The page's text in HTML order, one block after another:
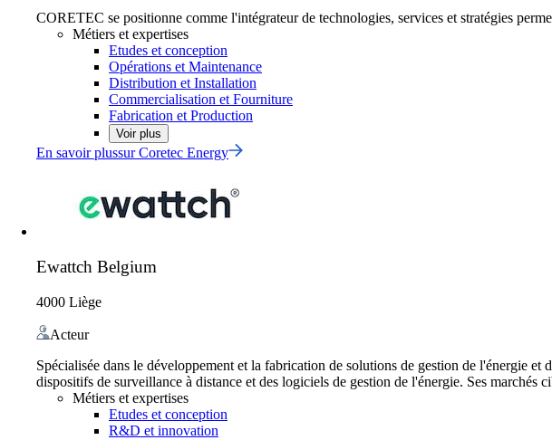
CORETEC se positionne comme l'intégrateur de technologies, services et stratégies
Métiers et expertises
Etudes et conception
Opérations et Maintenance
Distribution et Installation
Commercialisation et Fourniture
Fabrication et Production
Voir plus
En savoir plussurCoretec Energy
Ewattch Belgium
4000 Liège
Acteur
Spécialisée dans le développement et la fabrication de solutions de gestion de l'énergie
dispositifs de surveillance à distance et des logiciels de gestion de l'énergie. Ses marchés
Métiers et expertises
Etudes et conception
R&D et innovation